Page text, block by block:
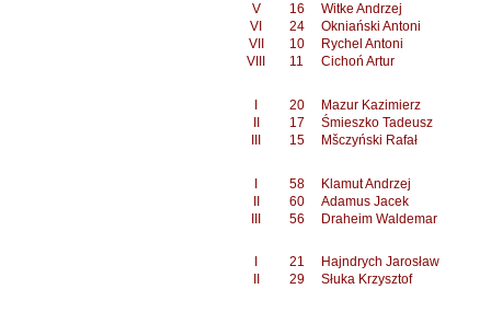
V
16
Witke Andrzej
VI
24
Okniański Antoni
VII
10
Rychel Antoni
VIII
11 Cichoń Artur
20
Mazur Kazimierz
17
Śmieszko Tadeusz
15 Mšczyński Rafał
58
Klamut Andrzej
60
Adamus Jacek
56 Draheim Waldemar
21
Hajndrych Jarosław
29 Słuka Krzysztof